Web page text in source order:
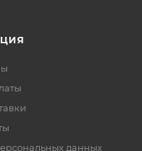
данных